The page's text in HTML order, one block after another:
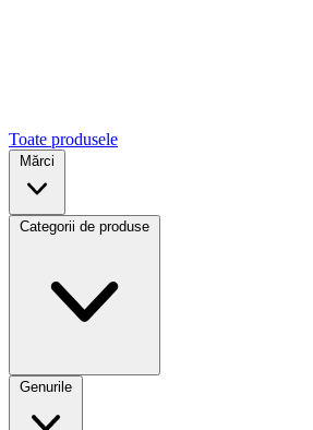
Toate produsele
Mărci
Categorii de produse
Genurile